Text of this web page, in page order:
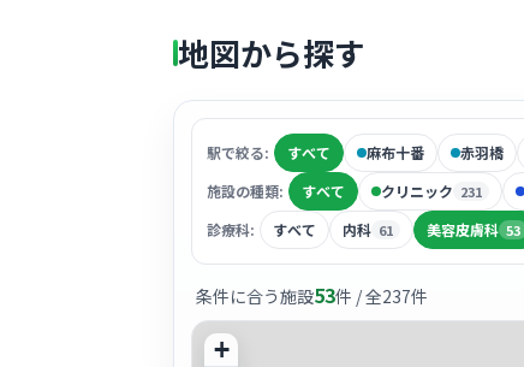
地図から探す
駅で絞る: すべて 麻布十番 赤羽橋
施設の種類:
すべて クリニック 231
診療科: すべて 内科 61 美容皮膚科 53
条件に合う施設53件 / 全237件
+